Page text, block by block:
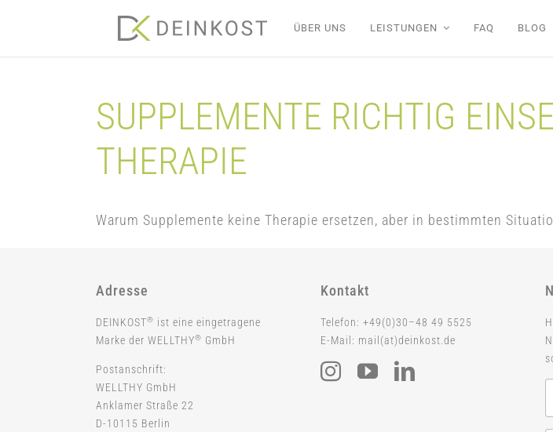
ÜBER UNS LEISTUNGEN FAQ BLOG
SUPPLEMENTE RICHTIG
THERAPIE
Warum Supplemente keine Therapie ersetzen, aber in bestimmten
Adresse
DEINKOST® ist eine eingetragene
Marke der WELLTHY® GmbH
Postanschrift:
WELLTHY GmbH
Anklamer Straße 22
D-10115 Berlin
Kontakt
Telefon: +49(0)30–48 49 5525
E-Mail: mail(at)deinkost.de